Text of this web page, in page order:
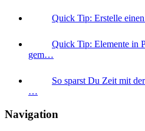
Quick Tip: Erstelle
Quick Tip: Elemente in
gem…
So sparst Du Zeit mit
…
Navigation